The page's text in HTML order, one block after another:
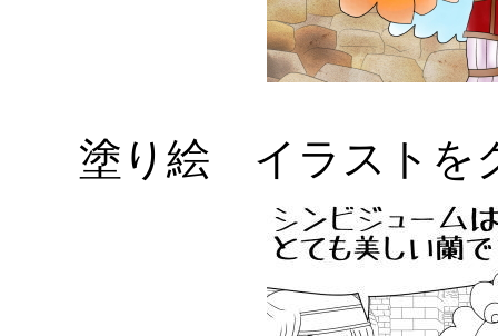
塗り絵 イラストを